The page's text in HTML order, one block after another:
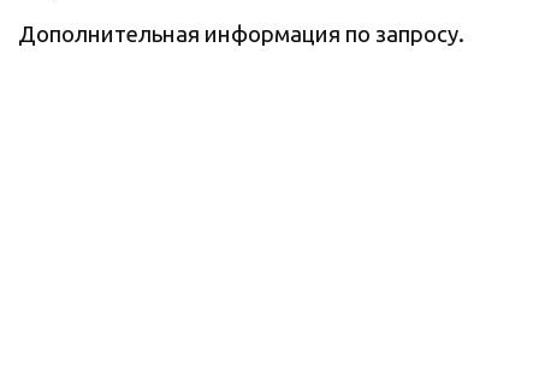
Дополнительная информация по запросу.